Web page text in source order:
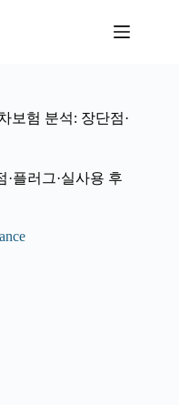
보험 분석: 장단점·
플러그·실사용 후